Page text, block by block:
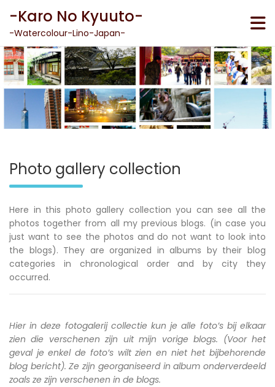
content
-Karo No Kyuuto-
-Watercolour-Lino-Japan-
Photo gallery collection
Here in this photo gallery collection you can see all the
photos together from all my previous blogs. (in case you
just want to see the photos and do not want to look into
the blogs). They are organized in albums by their blog
categories in chronological order and by city they
occurred.
Hier in deze fotogalerij collectie kun je alle foto’s bij elkaar
zien die verschenen zijn uit mijn vorige blogs. (Voor het
geval je enkel de foto’s wilt zien en niet het bijbehorende
blog bericht). Ze zijn georganiseerd in album onderverdeeld
zoals ze zijn verschenen in de blogs.